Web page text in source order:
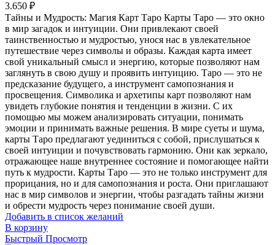
3.650 ₽
Тайны и Мудрость: Магия Карт Таро Карты Таро — это окно
в мир загадок и интуиции. Они привлекают своей
таинственностью и мудростью, унося нас в увлекательное
путешествие через символы и образы. Каждая карта имеет
свой уникальный смысл и энергию, которые позволяют нам
заглянуть в свою душу и проявить интуицию. Таро — это не
предсказание будущего, а инструмент самопознания и
просвещения. Символика и архетипы карт позволяют нам
увидеть глубокие понятия и тенденции в жизни. С их
помощью мы можем анализировать ситуации, понимать
эмоции и принимать важные решения. В мире суеты и шума,
карты Таро предлагают уединиться с собой, прислушаться к
своей интуиции и почувствовать гармонию. Они как зеркало,
отражающее наше внутреннее состояние и помогающее найти
путь к мудрости. Карты Таро — это не только инструмент для
прорицания, но и для самопознания и роста. Они приглашают
нас в мир символов и энергии, чтобы разгадать тайны жизни
и обрести мудрость через понимание своей души.
Добавить в список желаний
В корзину
Быстрый Просмотр